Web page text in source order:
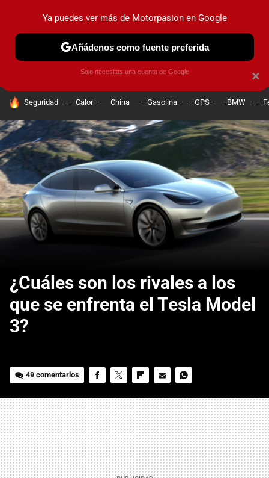
PRUEBAS COCHES ELÉCTRICOS OBSERVATORIO
HOY SE HABLA DE
Seguridad Calor China Gasolina GPS BMW
¿Cuáles son los rivales a los
que se enfrenta el Tesla Model
3?
49 comentarios
MAIL
×
Ya puedes ver más de Motorpasion en Google
Añádenos como fuente preferida
Solo necesitas una cuenta de Google